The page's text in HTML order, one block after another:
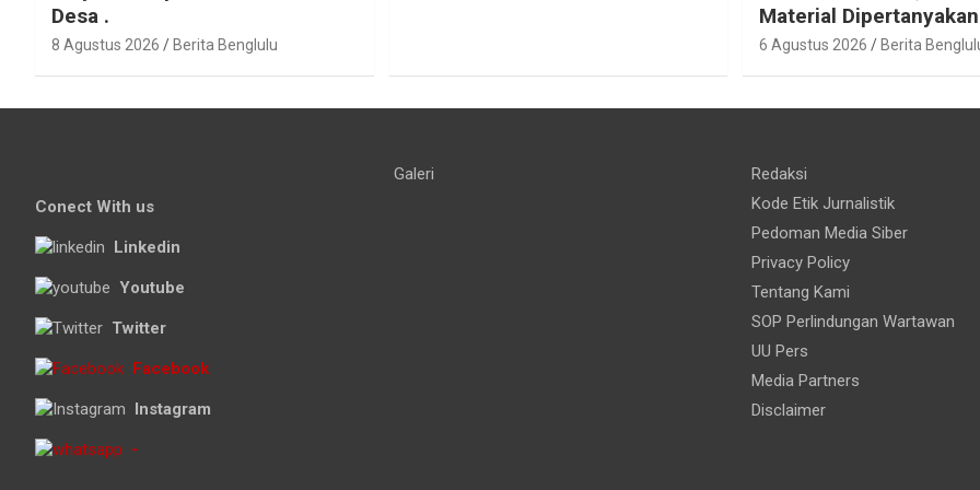
Desa .
8 Agustus 2026 Berita Benglulu
Material Dipertanyakan
6 Agustus 2026 Berita
Conect With us
Linkedin
Youtube
Twitter
Facebook
Instagram
-
Galeri
Redaksi
Kode Etik Jurnalistik
Pedoman Media Siber
Privacy Policy
Tentang Kami
SOP Perlindungan Wartawan
UU Pers
Media Partners
Disclaimer